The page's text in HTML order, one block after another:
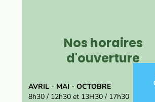
Nos horaires
d'ouverture
AVRIL - MAI - OCTOBRE
8h30 / 12h30 et 13H30 / 17h30